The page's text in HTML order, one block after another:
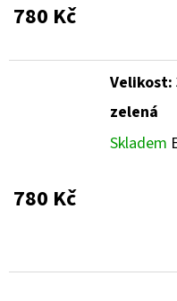
780 Kč
Velikost:
zelená
Skladem
780 Kč